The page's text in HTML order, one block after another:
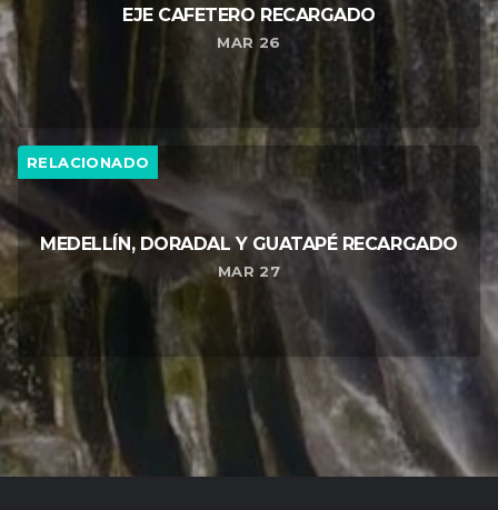
EJE CAFETERO RECARGADO
MAR 26
RELACIONADO
MEDELLÍN, DORADAL Y GUATAPÉ RECARGADO
MAR 27